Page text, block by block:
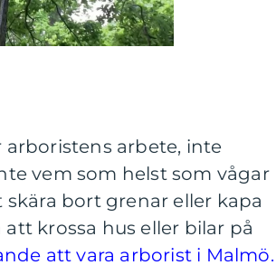
arbete, inte
vem som helst som vågar
bort grenar eller kapa
krossa hus eller bilar på
att vara arborist i Malmö.